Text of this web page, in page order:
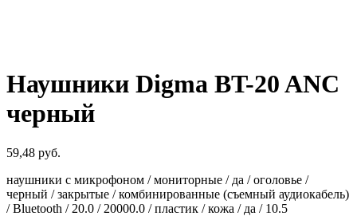
Наушники Digma BT-20 ANC
черный
59,48 руб.
наушники с микрофоном / мониторные / да / оголовье /
черный / закрытые / комбинированные (съемный аудиокабель)
/ Bluetooth / 20.0 / 20000.0 / пластик / кожа / да / 10.5